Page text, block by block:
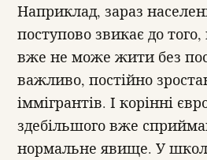
Наприклад, зараз
поступово звикає до
вже не може жити без
важливо, постійно
іммігрантів. І корінні
здебільшого вже
нормальне явище. У